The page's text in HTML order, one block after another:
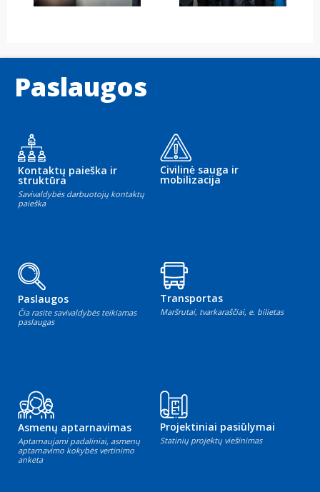
Paslaugos
Kontaktų paieška ir
struktūra
Savivaldybės darbuotojų kontaktų
paieška
Civilinė sauga ir
mobilizacija
Paslaugos
Čia rasite savivaldybės teikiamas
paslaugas
Transportas
Maršrutai, tvarkaraščiai, e. bilietas
Asmenų aptarnavimas
Aptarnaujami padaliniai, asmenų
aptarnavimo kokybės vertinimo
anketa
Projektiniai pasiūlymai
Statinių projektų viešinimas